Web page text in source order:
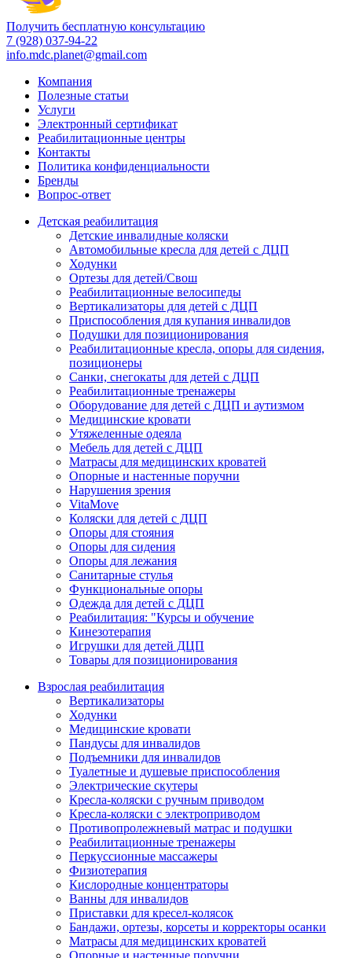
Получить бесплатную консультацию
7 (928) 037-94-22
info.mdc.planet@gmail.com
Компания
Полезные статьи
Услуги
Электронный сертификат
Реабилитационные центры
Контакты
Политика конфиденциальности
Бренды
Вопрос-ответ
Детская реабилитация
Детские инвалидные коляски
Автомобильные кресла для детей с ДЦП
Ходунки
Ортезы для детей/Свош
Реабилитационные велосипеды
Вертикализаторы для детей с ДЦП
Приспособления для купания инвалидов
Подушки для позиционирования
Реабилитационные кресла, опоры для сидения,
позиционеры
Санки, снегокаты для детей с ДЦП
Реабилитационные тренажеры
Оборудование для детей с ДЦП и аутизмом
Медицинские кровати
Утяжеленные одеяла
Мебель для детей с ДЦП
Матрасы для медицинских кроватей
Опорные и настенные поручни
Нарушения зрения
VitaMove
Коляски для детей с ДЦП
Опоры для стояния
Опоры для сидения
Опоры для лежания
Санитарные стулья
Функциональные опоры
Одежда для детей с ДЦП
Реабилитация: "Курсы и обучение
Кинезотерапия
Игрушки для детей ДЦП
Товары для позиционирования
Взрослая реабилитация
Вертикализаторы
Ходунки
Медицинские кровати
Пандусы для инвалидов
Подъемники для инвалидов
Туалетные и душевые приспособления
Электрические скутеры
Кресла-коляски с ручным приводом
Кресла-коляски с электроприводом
Противопролежневый матрас и подушки
Реабилитационные тренажеры
Перкуссионные массажеры
Физиотерапия
Кислородные концентраторы
Ванны для инвалидов
Приставки для кресел-колясок
Бандажи, ортезы, корсеты и корректоры осанки
Матрасы для медицинских кроватей